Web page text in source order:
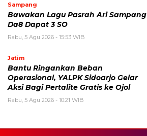
Sampang
Bawakan Lagu Pasrah Ari Sampang
Da8 Dapat 3 SO
Rabu, 5 Agu 2026 - 15:53 WIB
Jatim
Bantu Ringankan Beban
Operasional, YALPK Sidoarjo Gelar
Aksi Bagi Pertalite Gratis ke Ojol
Rabu, 5 Agu 2026 - 10:21 WIB